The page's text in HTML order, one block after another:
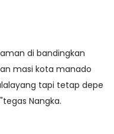
di bandingkan
masi kota manado
tapi tetap depe
Nangka.